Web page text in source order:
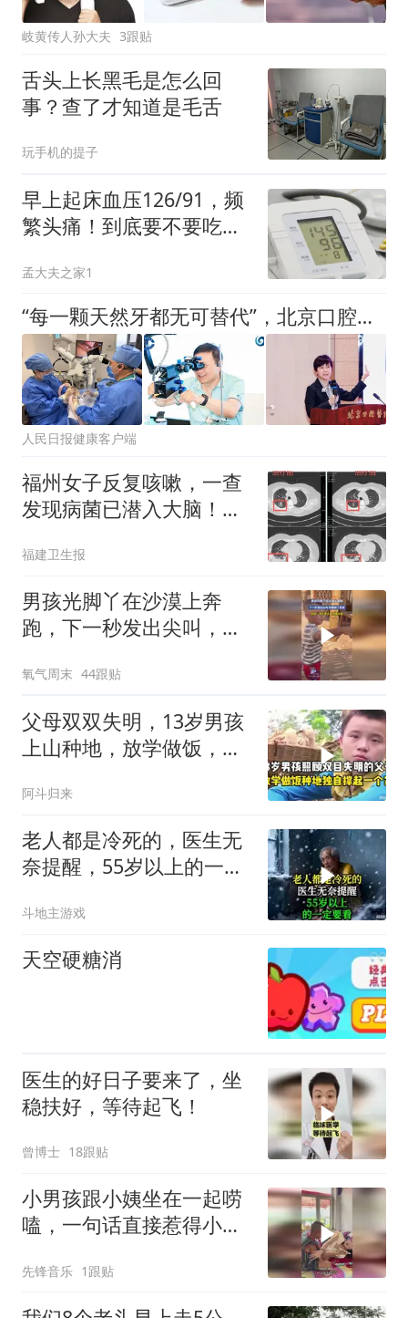
岐黄传人孙大夫 3跟贴
舌头上长黑毛是怎么回
事？查了才知道是毛舌
玩手机的提子
早上起床血压126/91，频
繁头痛！到底要不要吃降
孟大夫之家1
“每一颗天然牙都无可替代”，北京口腔医院牙体牙髓科的保牙理念
人民日报健康客户端
福州女子反复咳嗽，一查
发现病菌已潜入大脑！医
极易误诊
福建卫生报
男孩光脚丫在沙漠上奔
跑，下一秒发出尖叫，哭
氧气周末 44跟贴
父母双双失明，13岁男孩
上山种地，放学做饭，独
阿斗归来
老人都是冷死的，医生无
奈提醒，55岁以上的一定
斗地主游戏
天空硬糖消
医生的好日子要来了，坐
稳扶好，等待起飞！
曾博士 18跟贴
小男孩跟小姨坐在一起唠
嗑，一句话直接惹得小姨
人从小就这么幽默吗
先锋音乐 1跟贴